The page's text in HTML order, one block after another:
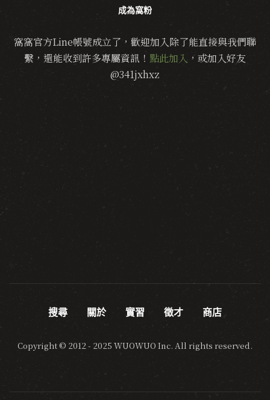
成為窩粉
窩窩官方Line帳號成立了，歡迎加入除了能直接與我們聯
繫，還能收到許多專屬資訊！ 點此加入 ，或加入好友
@341jxhxz
搜尋 關於 實習 徵才 商店
Copyright © 2012 - 2025 WUOWUO Inc. All rights reserved.